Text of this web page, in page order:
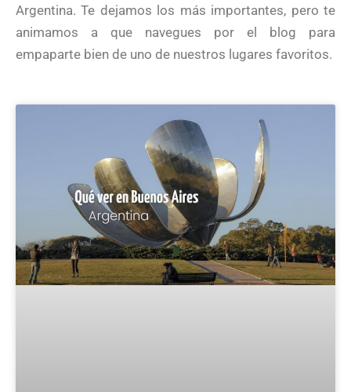
Argentina. Te dejamos los más importantes, pero te
animamos a que navegues por el blog para
empaparte bien de uno de nuestros lugares favoritos.